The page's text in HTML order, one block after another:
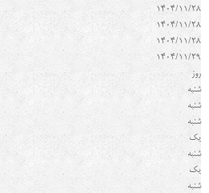
1404/11/28
1404/11/28
1404/11/28
1404/11/29
روز
شنبه
شنبه
شنبه
یک
شنبه
یک
شنبه